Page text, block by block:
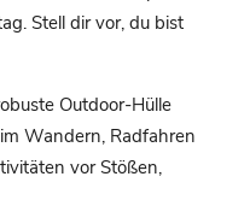
Stell dir vor, du bist
Outdoor-Hülle
Wandern, Radfahren
vor Stößen,